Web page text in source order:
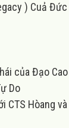
) Cuả Đức
của Đạo
Do
CTS Hòang